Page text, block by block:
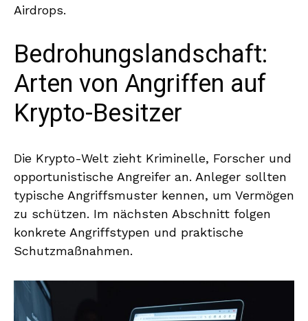
Airdrops.
Bedrohungslandschaft:
Arten von Angriffen auf
Krypto-Besitzer
Die Krypto-Welt zieht Kriminelle, Forscher und
opportunistische Angreifer an. Anleger sollten
typische Angriffsmuster kennen, um Vermögen
zu schützen. Im nächsten Abschnitt folgen
konkrete Angriffstypen und praktische
Schutzmaßnahmen.